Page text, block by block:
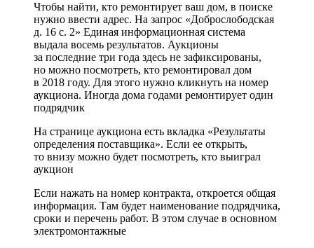
Чтобы найти, кто ремонтирует ваш дом, в поиске
нужно ввести адрес. На запрос «Доброслободская
д. 16 с. 2» Единая информационная система
выдала восемь результатов. Аукционы
за последние три года здесь не зафиксированы,
но можно посмотреть, кто ремонтировал дом
в 2018 году. Для этого нужно кликнуть на номер
аукциона. Иногда дома годами ремонтирует один
подрядчик
На странице аукциона есть вкладка «Результаты
определения поставщика». Если ее открыть,
то внизу можно будет посмотреть, кто выиграл
аукцион
Если нажать на номер контракта, откроется общая
информация. Там будет наименование подрядчика,
сроки и перечень работ. В этом случае в основном
электромонтажные